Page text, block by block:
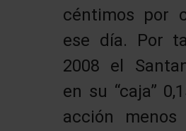
céntimos por
ese día. Por
2008 el
en su “caja”
acción